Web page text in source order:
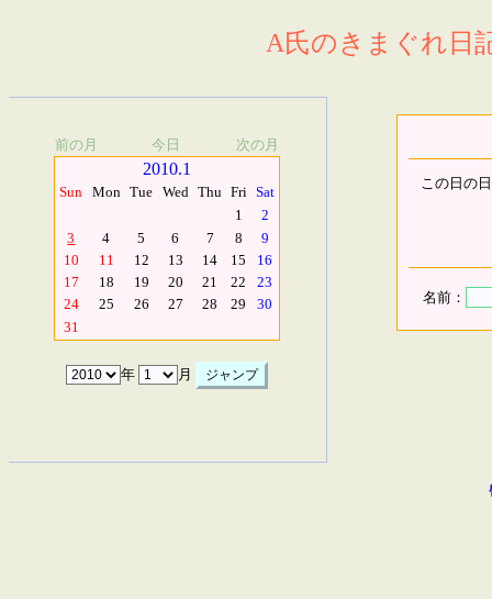
A氏のきまぐれ日
前の月 今日 次の月
2010.1
Sun Mon Tue Wed Thu Fri Sat
1
2
3
4 5 6 7 8
9
10
11 12 13 14 15
16
17
18 19 20 21 22
23
24
25 26 27 28 29
30
31
年 月
この日の
名前：